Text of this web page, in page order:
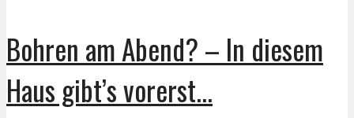
Bohren am Abend? – In diesem
Haus gibt’s vorerst...